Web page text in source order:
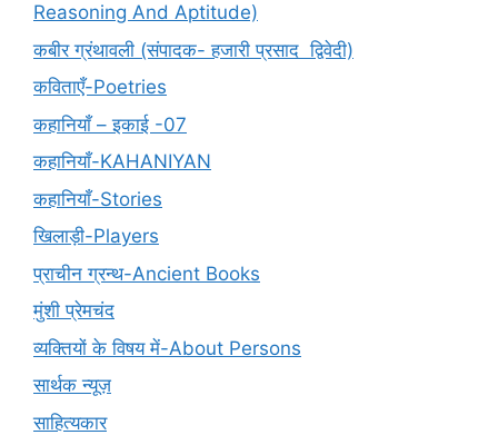
Reasoning And Aptitude)
कबीर ग्रंथावली (संपादक- हजारी प्रसाद द्विवेदी)
कविताएँ-Poetries
कहानियाँ – इकाई -07
कहानियाँ-KAHANIYAN
कहानियाँ-Stories
खिलाड़ी-Players
प्राचीन ग्रन्थ-Ancient Books
मुंशी प्रेमचंद
व्यक्तियों के विषय में-About Persons
सार्थक न्यूज़
साहित्यकार